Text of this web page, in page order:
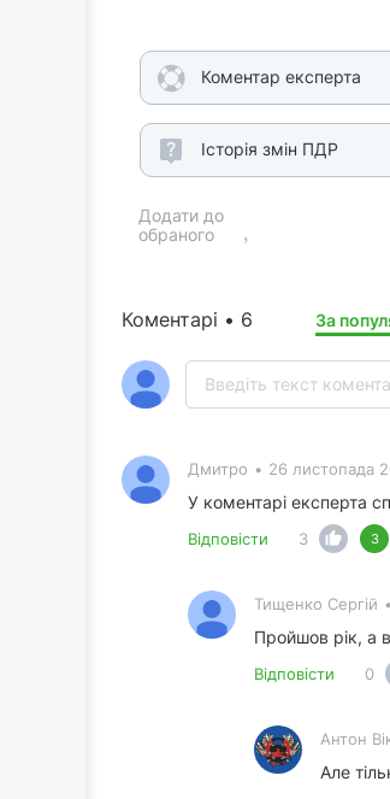
Коментар експерта
Історія змін ПДР
Додати до
обраного
Коментарі • 6 За
Дмитро • 26 листопада
У коментарі експерта
Відповісти 3 3
Тищенко Сергій •
Пройшов рік, а
Відповісти 0
Антон
Але